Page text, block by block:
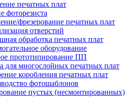
печатных плат
фоторезиста
фрезерование печатных плат
отверстий
обработка печатных плат
оборудование
прототипирование ПП
для многослойных печатных плат
коробления печатных плат
фотошаблонов
пустых (несмонтированных)